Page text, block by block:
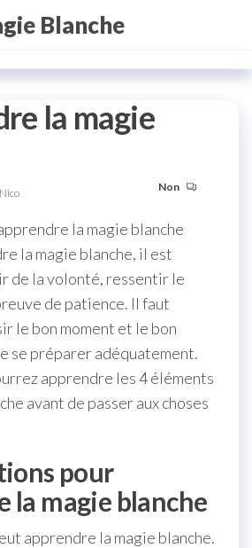
Blanche
la magie
Nico Non
la magie blanche
la magie blanche, il est
de la volonté, ressentir le
de patience. Il faut
le bon moment et le bon
se préparer adéquatement.
apprendre les 4 éléments
avant de passer aux choses
pour
la magie blanche
apprendre la magie blanche.